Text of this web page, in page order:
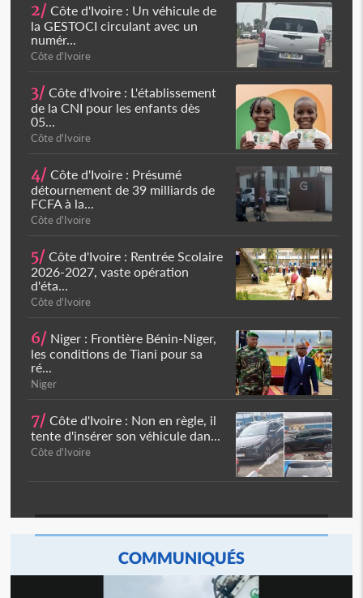
2/ Côte d'Ivoire : Un véhicule de
la GESTOCI circulant avec un
numér...
Côte d'Ivoire
3/ Côte d'Ivoire : L'établissement
de la CNI pour les enfants dès
05...
Côte d'Ivoire
4/ Côte d'Ivoire : Présumé
détournement de 39 milliards de
FCFA à la...
Côte d'Ivoire
5/ Côte d'Ivoire : Rentrée Scolaire
2026-2027, vaste opération
d'éta...
Côte d'Ivoire
6/ Niger : Frontière Bénin-Niger,
les conditions de Tiani pour sa
ré...
Niger
7/ Côte d'Ivoire : Non en règle, il
tente d'insérer son véhicule dan...
Côte d'Ivoire
COMMUNIQUÉS